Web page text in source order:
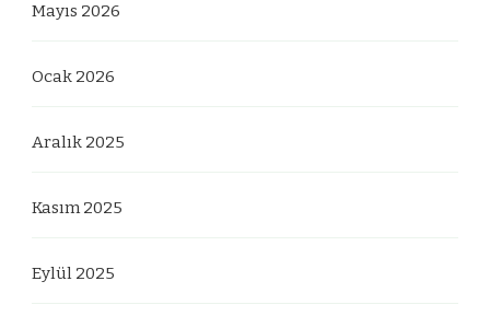
Mayıs 2026
Ocak 2026
Aralık 2025
Kasım 2025
Eylül 2025